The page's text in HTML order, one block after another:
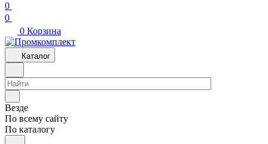
0
0
0 Корзина
Каталог
Везде
По всему сайту
По каталогу